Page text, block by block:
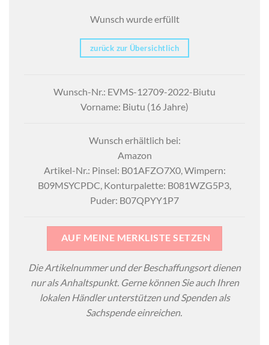
Wunsch wurde erfüllt
zurück zur Übersichtlich
Wunsch-Nr.: EVMS-12709-2022-Biutu
Vorname: Biutu (16 Jahre)
Wunsch erhältlich bei:
Amazon
Artikel-Nr.: Pinsel: B01AFZO7X0, Wimpern:
B09MSYCPDC, Konturpalette: ‎B081WZG5P3,
Puder: ‎B07QPYY1P7
AUF MEINE MERKLISTE SETZEN
Die Artikelnummer und der Beschaffungsort dienen
nur als Anhaltspunkt. Gerne können Sie auch Ihren
lokalen Händler unterstützen und Spenden als
Sachspende einreichen.